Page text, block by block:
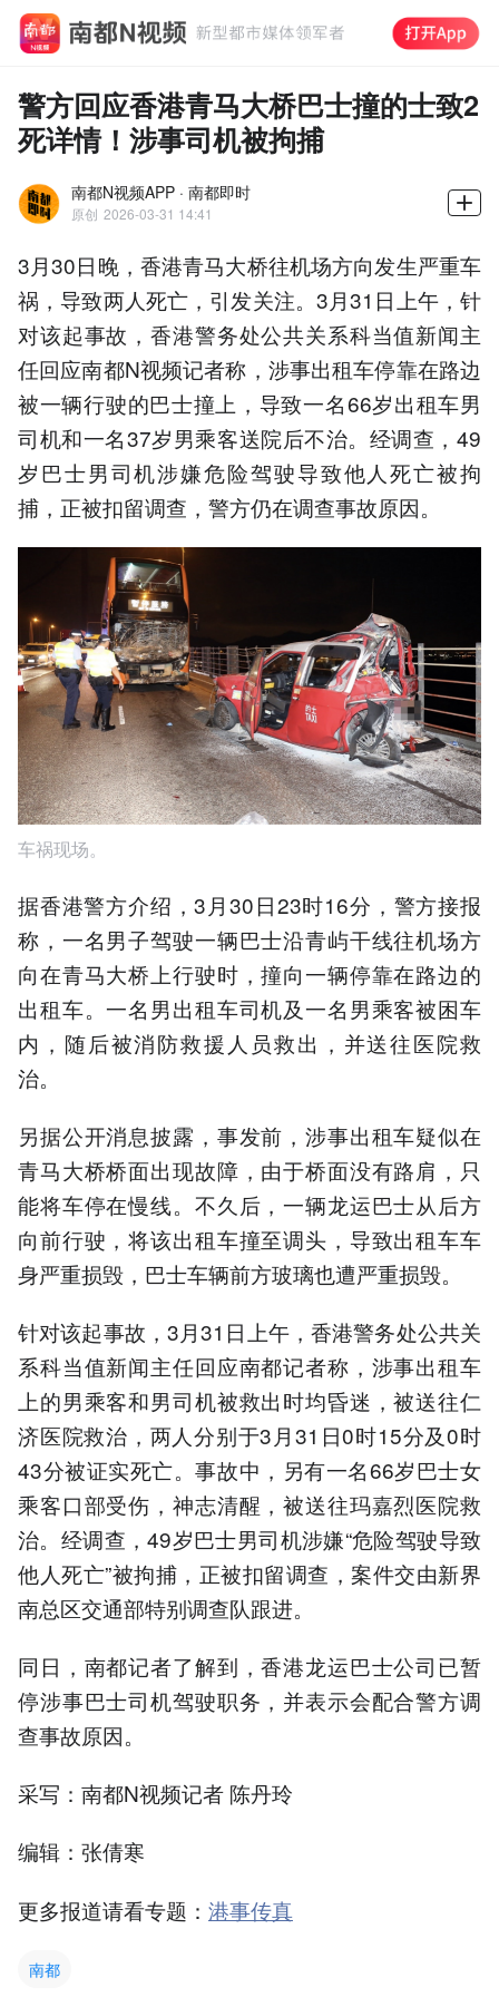
警方回应香港青马大桥巴士撞的士致2
死详情！涉事司机被拘捕
南都N视频APP · 南都即时
原创 2026-03-31 14:41
3月30日晚，香港青马大桥往机场方向发生严重车
祸，导致两人死亡，引发关注。3月31日上午，针
对该起事故，香港警务处公共关系科当值新闻主
任回应南都N视频记者称，涉事出租车停靠在路边
被一辆行驶的巴士撞上，导致一名66岁出租车男
司机和一名37岁男乘客送院后不治。经调查，49
岁巴士男司机涉嫌危险驾驶导致他人死亡被拘
捕，正被扣留调查，警方仍在调查事故原因。
车祸现场。
据香港警方介绍，3月30日23时16分，警方接报
称，一名男子驾驶一辆巴士沿青屿干线往机场方
向在青马大桥上行驶时，撞向一辆停靠在路边的
出租车。一名男出租车司机及一名男乘客被困车
内，随后被消防救援人员救出，并送往医院救
治。
另据公开消息披露，事发前，涉事出租车疑似在
青马大桥桥面出现故障，由于桥面没有路肩，只
能将车停在慢线。不久后，一辆龙运巴士从后方
向前行驶，将该出租车撞至调头，导致出租车车
身严重损毁，巴士车辆前方玻璃也遭严重损毁。
针对该起事故，3月31日上午，香港警务处公共关
系科当值新闻主任回应南都记者称，涉事出租车
上的男乘客和男司机被救出时均昏迷，被送往仁
济医院救治，两人分别于3月31日0时15分及0时
43分被证实死亡。事故中，另有一名66岁巴士女
乘客口部受伤，神志清醒，被送往玛嘉烈医院救
治。经调查，49岁巴士男司机涉嫌“危险驾驶导致
他人死亡”被拘捕，正被扣留调查，案件交由新界
南总区交通部特别调查队跟进。
同日，南都记者了解到，香港龙运巴士公司已暂
停涉事巴士司机驾驶职务，并表示会配合警方调
查事故原因。
采写：南都N视频记者 陈丹玲
编辑：张倩寒
更多报道请看专题： 港事传真
南都